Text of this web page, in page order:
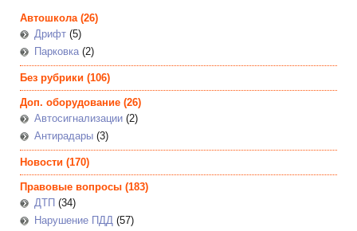
Автошкола(26)
Дрифт (5)
Парковка(2)
Без рубрики (106)
Доп. оборудование (26)
Автосигнализации (2)
Антирадары (3)
Новости (170)
Правовые вопросы (183)
ДТП (34)
Нарушение ПДД (57)